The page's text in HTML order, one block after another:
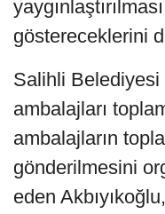
göstereceklerini
Salihli Belediyesi
ambalajları
ambalajların
gönderilmesini
eden